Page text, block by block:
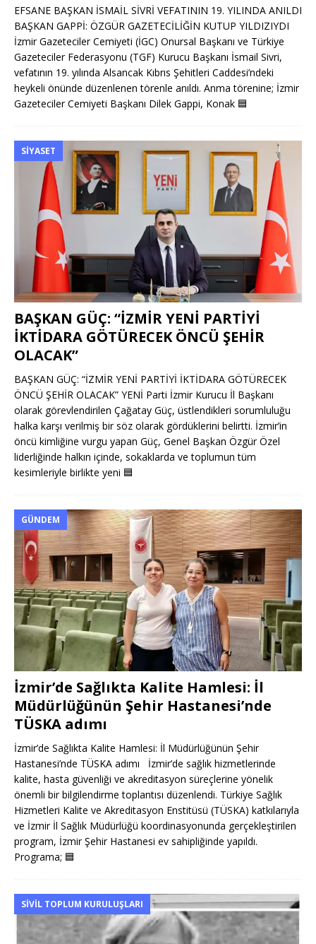
EFSANE BAŞKAN İSMAİL SİVRİ VEFATININ 19. YILINDA ANILDI
BAŞKAN GAPPİ: ÖZGÜR GAZETECİLİĞİN KUTUP YILDIZIYDI
İzmir Gazeteciler Cemiyeti (İGC) Onursal Başkanı ve Türkiye
Gazeteciler Federasyonu (TGF) Kurucu Başkanı İsmail Sivri,
vefatının 19. yılında Alsancak Kıbrıs Şehitleri Caddesi’ndeki
heykeli önünde düzenlenen törenle anıldı. Anma törenine; İzmir
Gazeteciler Cemiyeti Başkanı Dilek Gappi, Konak 🟦
SIYASET
BAŞKAN GÜÇ: “İZMİR YENİ PARTİYİ
İKTİDARA GÖTÜRECEK ÖNCÜ ŞEHİR
OLACAK”
BAŞKAN GÜÇ: “İZMİR YENİ PARTİYİ İKTİDARA GÖTÜRECEK
ÖNCÜ ŞEHİR OLACAK” YENİ Parti İzmir Kurucu İl Başkanı
olarak görevlendirilen Çağatay Güç, üstlendikleri sorumluluğu
halka karşı verilmiş bir söz olarak gördüklerini belirtti. İzmir’in
öncü kimliğine vurgu yapan Güç, Genel Başkan Özgür Özel
liderliğinde halkın içinde, sokaklarda ve toplumun tüm
kesimleriyle birlikte yeni 🟦
GÜNDEM
İzmir’de Sağlıkta Kalite Hamlesi: İl
Müdürlüğünün Şehir Hastanesi’nde
TÜSKA adımı
İzmir’de Sağlıkta Kalite Hamlesi: İl Müdürlüğünün Şehir
Hastanesi’nde TÜSKA adımı İzmir’de sağlık hizmetlerinde
kalite, hasta güvenliği ve akreditasyon süreçlerine yönelik
önemli bir bilgilendirme toplantısı düzenlendi. Türkiye Sağlık
Hizmetleri Kalite ve Akreditasyon Enstitüsü (TÜSKA) katkılarıyla
ve İzmir İl Sağlık Müdürlüğü koordinasyonunda gerçekleştirilen
program, İzmir Şehir Hastanesi ev sahipliğinde yapıldı.
Programa; 🟦
SIVIL TOPLUM KURULUŞLARI